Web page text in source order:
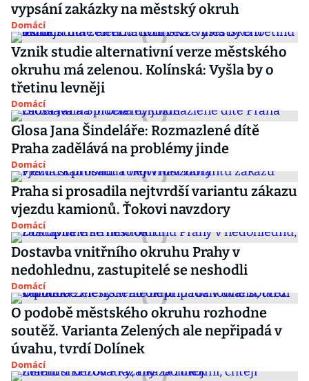
vypsání zakázky na městský okruh
Domácí
Vznik studie alternativní verze městského
okruhu má zelenou. Kolínská: Vyšla by o
třetinu levněji
Domácí
Glosa Jana Šindeláře: Rozmazlené dítě
Praha zadělává na problémy jinde
Domácí
Praha si prosadila nejtvrdší variantu zákazu
vjezdu kamionů. Ťokovi navzdory
Domácí
Dostavba vnitřního okruhu Prahy v
nedohlednu, zastupitelé se neshodli
Domácí
O podobě městského okruhu rozhodne
soutěž. Varianta Zelených ale nepřipadá v
úvahu, tvrdí Dolínek
Domácí